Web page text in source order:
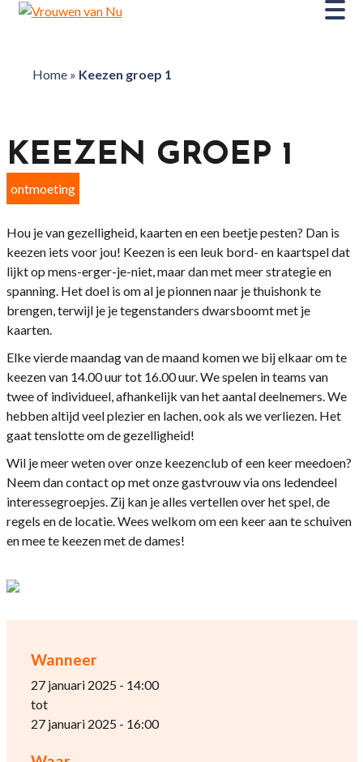
Home» Keezen groep 1
Wanneer
27 januari 2025 - 14:00
tot
27 januari 2025 - 16:00
KEEZEN GROEP 1
ontmoeting
Hou je van gezelligheid, kaarten en een beetje pesten? Dan is
keezen iets voor jou! Keezen is een leuk bord- en kaartspel dat
lijkt op mens-erger-je-niet, maar dan met meer strategie en
spanning. Het doel is om al je pionnen naar je thuishonk te
brengen, terwijl je je tegenstanders dwarsboomt met je
kaarten.
Elke vierde maandag van de maand komen we bij elkaar om te
keezen van 14.00 uur tot 16.00 uur. We spelen in teams van
twee of individueel, afhankelijk van het aantal deelnemers. We
hebben altijd veel plezier en lachen, ook als we verliezen. Het
gaat tenslotte om de gezelligheid!
Wil je meer weten over onze keezenclub of een keer meedoen?
Neem dan contact op met onze gastvrouw via ons ledendeel
interessegroepjes. Zij kan je alles vertellen over het spel, de
regels en de locatie. Wees welkom om een keer aan te schuiven
en mee te keezen met de dames!